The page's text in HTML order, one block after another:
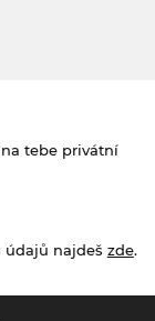
tebe privátní
údajů najdeš zde.